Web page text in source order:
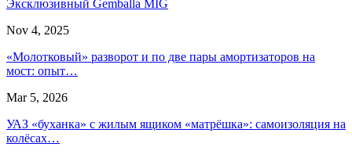
Эксклюзивный Gemballa MIG
Nov 4, 2025
«Молотковый» разворот и по две пары амортизаторов на
мост: опыт…
Mar 5, 2026
УАЗ «буханка» с жилым ящиком «матрёшка»: самоизоляция на
колёсах…